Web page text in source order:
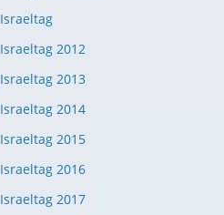
Israeltag
Israeltag 2012
Israeltag 2013
Israeltag 2014
Israeltag 2015
Israeltag 2016
Israeltag 2017